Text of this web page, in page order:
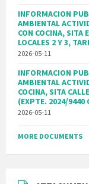
INFORMACION
AMBIENTAL
CON COCINA, SITA
LOCALES 2 Y 3,
2026-05-11
INFORMACION
AMBIENTAL
COCINA, SITA
(EXPTE. 2024/9440
2026-05-11
MORE DOCUMENTS